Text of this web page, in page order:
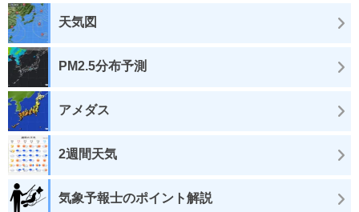
天気図
PM2.5分布予測
アメダス
2週間天気
気象予報士のポイント解説